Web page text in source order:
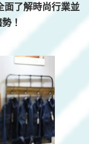
面了解時尚行業並
！